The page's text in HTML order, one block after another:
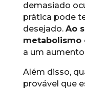
demasiado
prática pode
desejado. Ao
metabolismo
a um
Além disso,
provável que